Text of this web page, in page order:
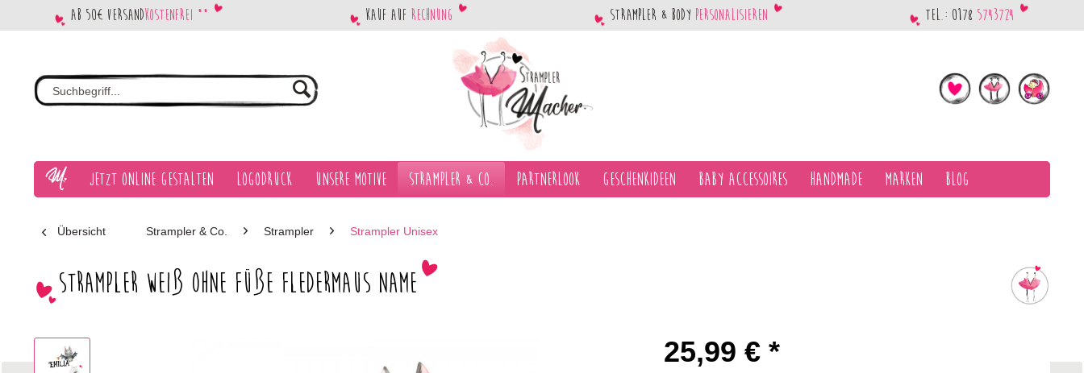
Ab 50€ Versandkostenfrei ** Kauf auf Rechnung Strampler & Body personalisieren Tel.: 0178 5743724
Jetzt Online gestalten Logodruck Unsere Motive Strampler & Co. Partnerlook Geschenkideen Baby Accessoires Handmade Marken Blog
Übersicht Strampler & Co. Strampler Strampler Unisex
Strampler weiß ohne Füße Fledermaus Name
25,99 € *